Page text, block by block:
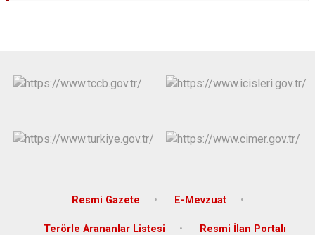
Resmi Gazete E-Mevzuat
Terörle Arananlar Listesi Resmi İlan Portalı